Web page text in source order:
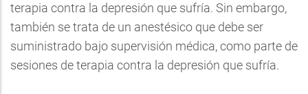
terapia contra la depresión que sufría. Sin embargo,
también se trata de un anestésico que debe ser
suministrado bajo supervisión médica, como parte de
sesiones de terapia contra la depresión que sufría.